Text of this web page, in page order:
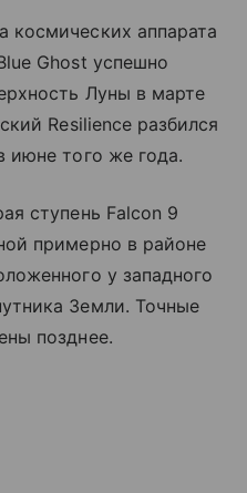
аппарата
Ghost успешно
Луны в марте
Resilience разбился
июне того же года.
ступень Falcon 9
примерно в районе
у западного
Земли. Точные
позднее.